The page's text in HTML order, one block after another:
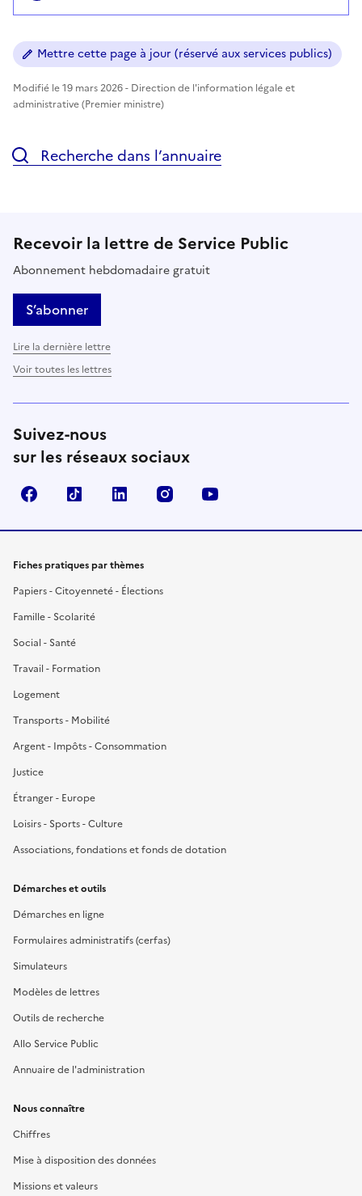
Mettre cette page à jour (réservé aux services publics)
Modifié le 19 mars 2026 - Direction de l'information légale et
administrative (Premier ministre)
Recherche dans l’annuaire
Recevoir la lettre de Service Public
Abonnement hebdomadaire gratuit
S’abonner
Lire la dernière lettre
Voir toutes les lettres
Suivez-nous
sur les réseaux sociaux
FacebookTikTok LinkedIn Instagram
Fiches pratiques par thèmes
Papiers - Citoyenneté - Élections
Famille - Scolarité
Social - Santé
Travail - Formation
Logement
Transports - Mobilité
Argent - Impôts - Consommation
Justice
Étranger - Europe
Loisirs - Sports - Culture
Associations, fondations et fonds de dotation
Démarches et outils
Démarches en ligne
Formulaires administratifs (cerfas)
Simulateurs
Modèles de lettres
Outils de recherche
Allo Service Public
Annuaire de l'administration
Nous connaître
Chiffres
Mise à disposition des données
Missions et valeurs